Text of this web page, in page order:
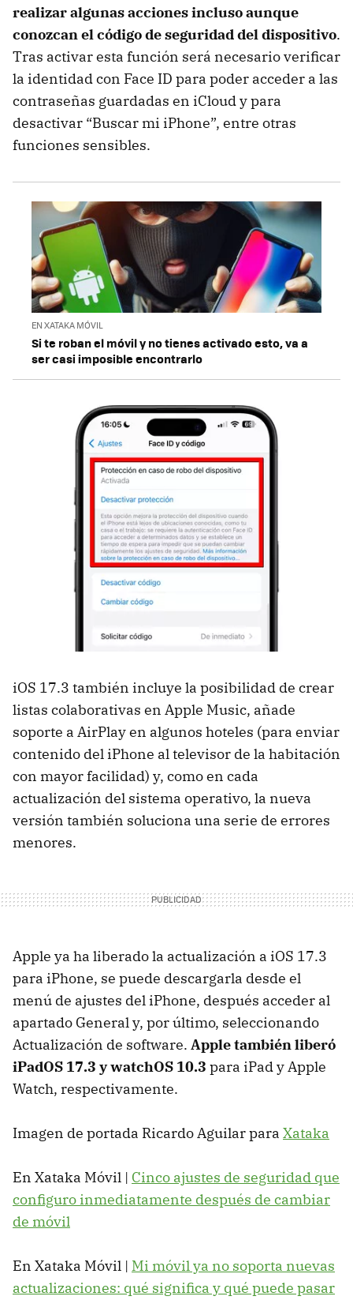
realizar algunas acciones incluso aunque
conozcan el código de seguridad del dispositivo.
Tras activar esta función será necesario verificar
la identidad con Face ID para poder acceder a las
contraseñas guardadas en iCloud y para
desactivar “Buscar mi iPhone”, entre otras
funciones sensibles.
EN XATAKA MÓVIL
Si te roban el móvil y no tienes activado esto, va a
ser casi imposible encontrarlo
iOS 17.3 también incluye la posibilidad de crear
listas colaborativas en Apple Music, añade
soporte a AirPlay en algunos hoteles (para enviar
contenido del iPhone al televisor de la habitación
con mayor facilidad) y, como en cada
actualización del sistema operativo, la nueva
versión también soluciona una serie de errores
menores.
Apple ya ha liberado la actualización a iOS 17.3
para iPhone, se puede descargarla desde el
menú de ajustes del iPhone, después acceder al
apartado General y, por último, seleccionando
Actualización de software. Apple también liberó
iPadOS 17.3 y watchOS 10.3 para iPad y Apple
Watch, respectivamente.
Imagen de portada Ricardo Aguilar para Xataka
En Xataka Móvil | Cinco ajustes de seguridad que
configuro inmediatamente después de cambiar
de móvil
En Xataka Móvil | Mi móvil ya no soporta nuevas
actualizaciones: qué significa y qué puede pasar